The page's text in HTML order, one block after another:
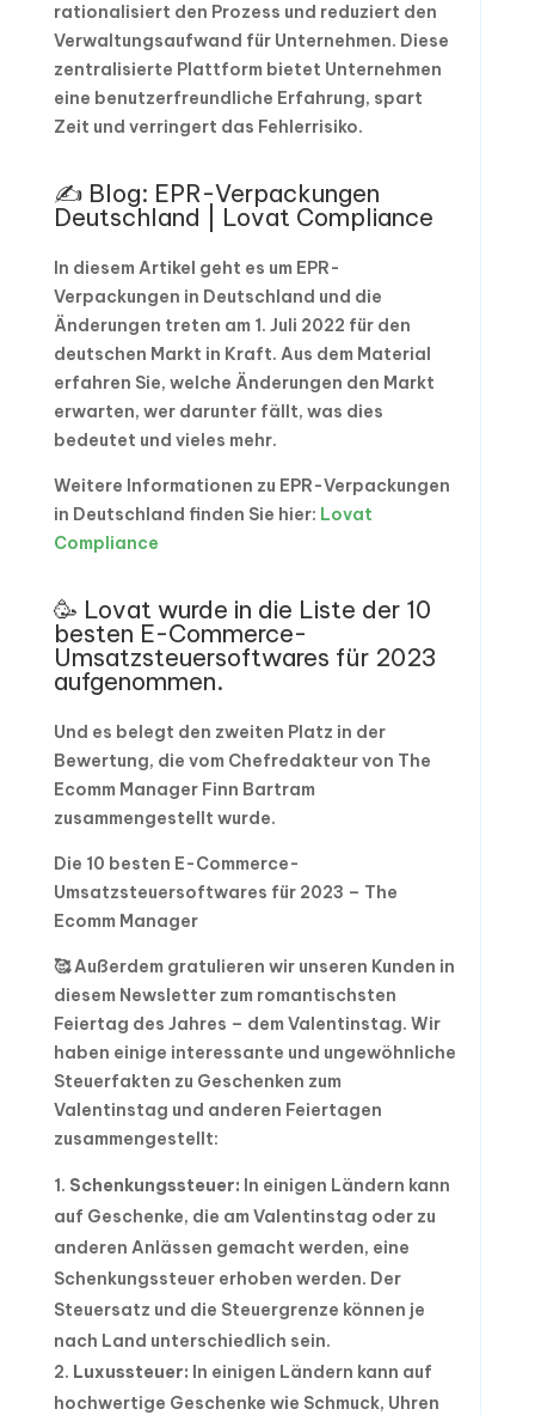
rationalisiert den Prozess und reduziert den
Verwaltungsaufwand für Unternehmen. Diese
zentralisierte Plattform bietet Unternehmen
eine benutzerfreundliche Erfahrung, spart
Zeit und verringert das Fehlerrisiko.
✍️ Blog: EPR-Verpackungen
Deutschland | Lovat Compliance
In diesem Artikel geht es um EPR-
Verpackungen in Deutschland und die
Änderungen treten am 1. Juli 2022 für den
deutschen Markt in Kraft. Aus dem Material
erfahren Sie, welche Änderungen den Markt
erwarten, wer darunter fällt, was dies
bedeutet und vieles mehr.
Weitere Informationen zu EPR-Verpackungen
in Deutschland finden Sie hier: Lovat
Compliance
🥳 Lovat wurde in die Liste der 10
besten E-Commerce-
Umsatzsteuersoftwares für 2023
aufgenommen.
Und es belegt den zweiten Platz in der
Bewertung, die vom Chefredakteur von The
Ecomm Manager Finn Bartram
zusammengestellt wurde.
Die 10 besten E-Commerce-
Umsatzsteuersoftwares für 2023 – The
Ecomm Manager
🥰 Außerdem gratulieren wir unseren Kunden in
diesem Newsletter zum romantischsten
Feiertag des Jahres – dem Valentinstag. Wir
haben einige interessante und ungewöhnliche
Steuerfakten zu Geschenken zum
Valentinstag und anderen Feiertagen
zusammengestellt:
Schenkungssteuer: In einigen Ländern kann
auf Geschenke, die am Valentinstag oder zu
anderen Anlässen gemacht werden, eine
Schenkungssteuer erhoben werden. Der
Steuersatz und die Steuergrenze können je
nach Land unterschiedlich sein.
Luxussteuer: In einigen Ländern kann auf
hochwertige Geschenke wie Schmuck, Uhren